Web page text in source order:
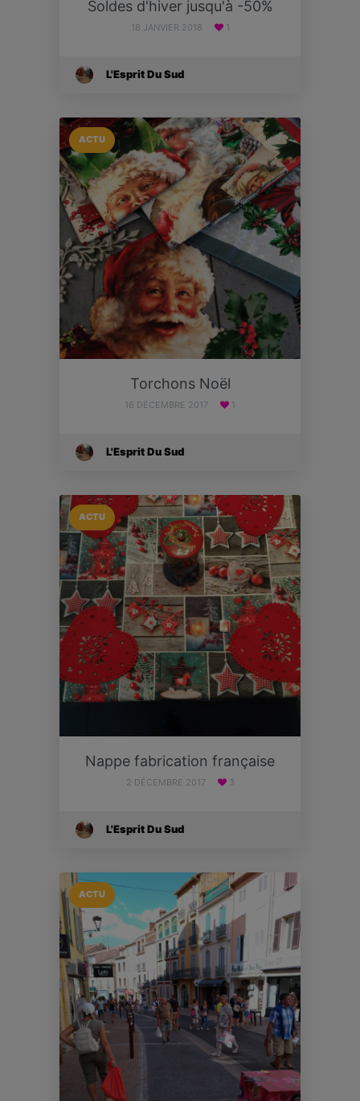
Soldes d'hiver jusqu'à -50%
18 JANVIER 2018 1
L'Esprit Du Sud
ACTU
Torchons Noël
16 DÉCEMBRE 2017 1
L'Esprit Du Sud
ACTU
Nappe fabrication française
2 DÉCEMBRE 2017 3
L'Esprit Du Sud
ACTU